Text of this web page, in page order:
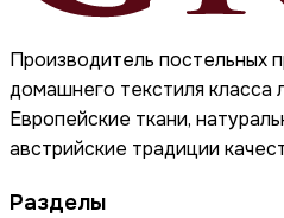
Производитель постельных
домашнего текстиля класса
Европейские ткани,
австрийские традиции
Разделы